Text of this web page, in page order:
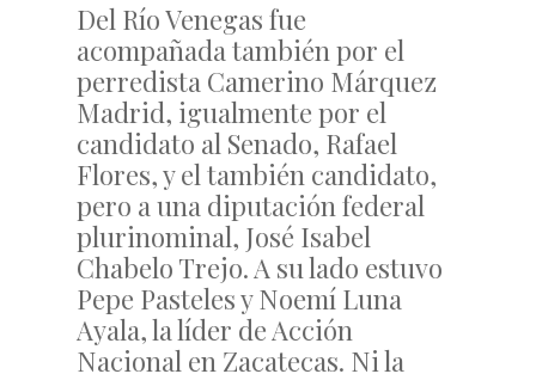
Del Río Venegas fue
acompañada también por el
perredista Camerino Márquez
Madrid, igualmente por el
candidato al Senado, Rafael
Flores, y el también candidato,
pero a una diputación federal
plurinominal, José Isabel
Chabelo Trejo. A su lado estuvo
Pepe Pasteles y Noemí Luna
Ayala, la líder de Acción
Nacional en Zacatecas. Ni la